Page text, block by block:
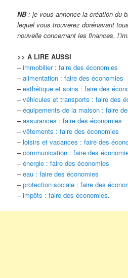
NB: je vous annonce la création du
lequel vous trouverez dorénavant
nouvelle concernant les finances,
>> A LIRE AUSSI
–immobilier : faire des économies
–alimentation : faire des économies
–esthétique et soins : faire des
–véhicules et transports : faire des
–équipements de la maison : faire
–assurances : faire des économies
–vêtements : faire des économies
–loisirs et vacances : faire des
–communication : faire des
–énergie : faire des économies
–eau : faire des économies
–protection sociale : faire des
–impôts : faire des économies.